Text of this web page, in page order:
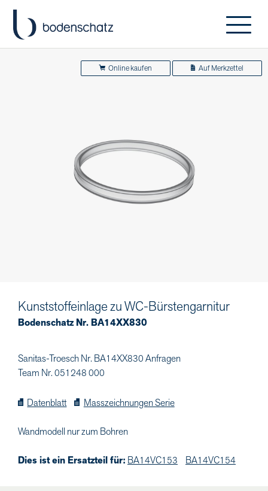
Online kaufen Auf Merkzettel
Kunststoffeinlage zu WC-Bürstengarnitur
Bodenschatz Nr. BA14XX830
Sanitas-Troesch Nr. BA14XX830 Anfragen
Team Nr. 051248 000
Datenblatt Masszeichnungen Serie
Wandmodell nur zum Bohren
Dies ist ein Ersatzteil für: BA14VC153 BA14VC154